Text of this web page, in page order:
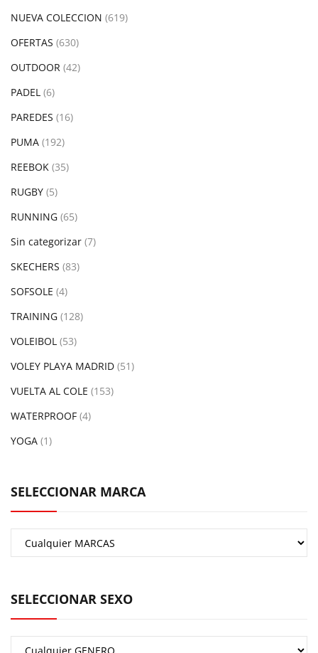
NUEVA COLECCION (619)
OFERTAS (630)
OUTDOOR (42)
PADEL (6)
PAREDES (16)
PUMA (192)
REEBOK (35)
RUGBY (5)
RUNNING (65)
Sin categorizar (7)
SKECHERS (83)
SOFSOLE (4)
TRAINING (128)
VOLEIBOL (53)
VOLEY PLAYA MADRID (51)
VUELTA AL COLE (153)
WATERPROOF (4)
YOGA (1)
SELECCIONAR MARCA
SELECCIONAR SEXO